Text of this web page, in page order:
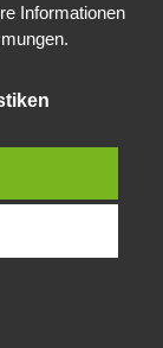
Nutzung dieser
Informationen